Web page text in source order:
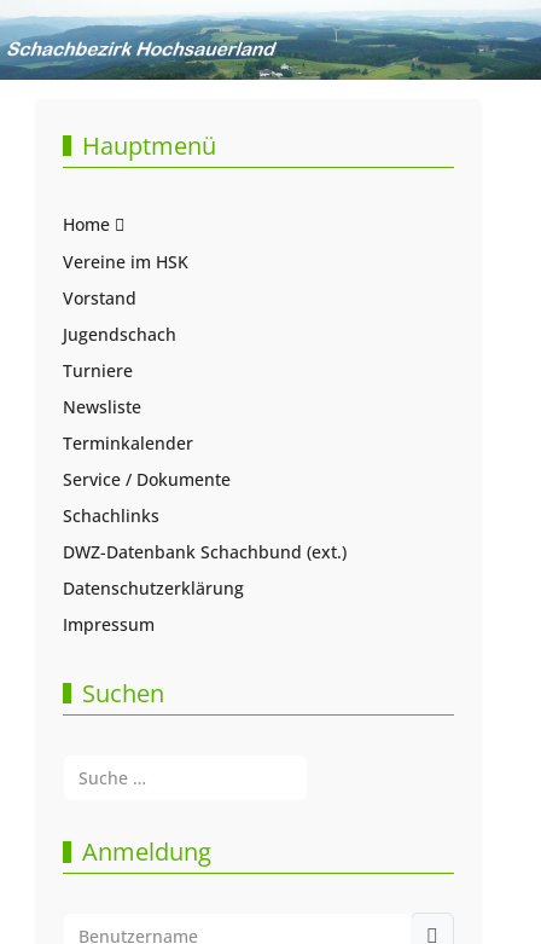
Hauptmenü
Home
Vereine im HSK
Vorstand
Jugendschach
Turniere
Newsliste
Terminkalender
Service / Dokumente
Schachlinks
DWZ-Datenbank Schachbund (ext.)
Datenschutzerklärung
Impressum
Suchen
Anmeldung